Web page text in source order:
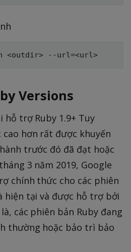
Versions
hỗ trợ Ruby 1.9+ Tuy
cao hơn rất được khuyến
trước đó đã đạt hoặc
3 năm 2019, Google
chính thức cho các phiên
hiện tại và được hỗ trợ bởi
các phiên bản Ruby đang
thường hoặc bảo trì bảo